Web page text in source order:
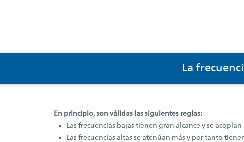
La
En principio, son válidas las siguientes reglas:
Las frecuencias bajas tienen gran alcance y se
Las frecuencias altas se atenúan más y por tanto